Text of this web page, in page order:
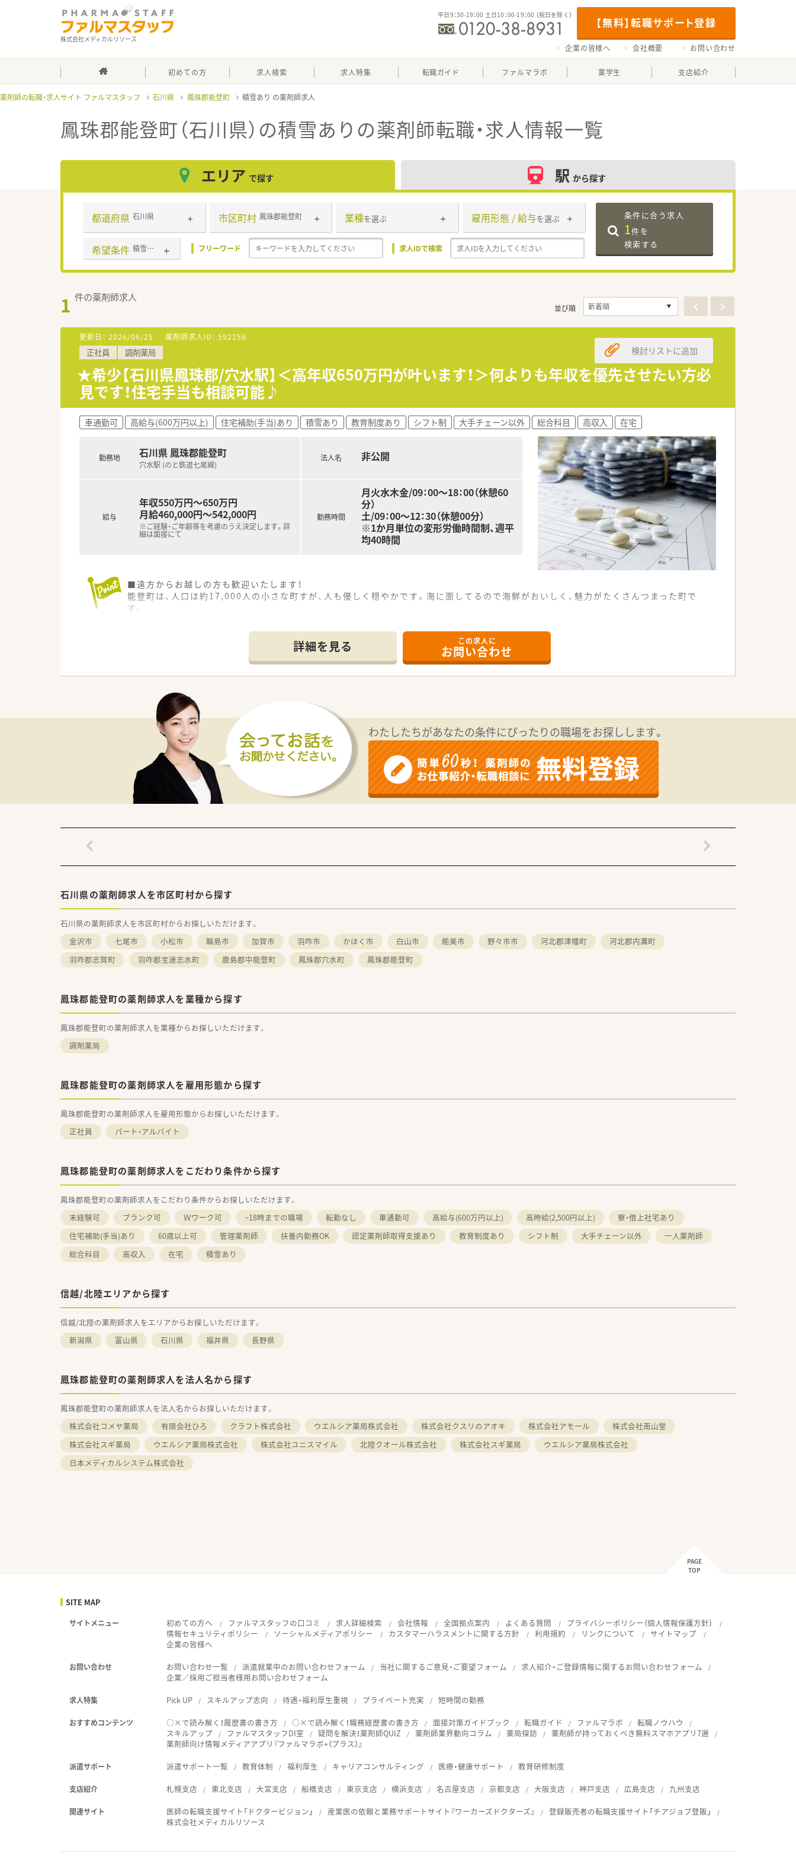
株式会社メディカルリソース
【無料】転職サポート登録
平日9：30-19：00 土日10：00-19：00 （祝日を除く）
企業の皆様へ 会社概要 お問い合わせ
初めての方 求人検索 求人特集 転職ガイド ファルマラボ 薬学生 支店紹介
薬剤師の転職・求人サイト ファルマスタッフ 石川県 鳳珠郡能登町 積雪あり
鳳珠郡能登町（石川県）の積雪あり の薬剤師転職・求人情報一覧
エリア で探す 駅 から探す
都道府県 石川県 市区町村 鳳珠郡能登町 業種を選ぶ 雇用形態 / 給与を選ぶ
希望条件 積雪あり フリーワード 求人IDで検索
条件に合う求人
1件を
検索する
1 件の薬剤師求人
並び順
更新日： 2026/06/25 薬剤師求人ID： 592256
正社員 調剤薬局
★希少【石川県鳳珠郡/穴水駅】＜高年収650万円が叶います！＞何よりも年収を優先させたい方必
見です！住宅手当も相談可能♪
検討リストに追加
車通勤可 高給与(600万円以上) 住宅補助(手当)あり 積雪あり 教育制度あり シフト制 大手チェーン以外 総合科目 高収入 在宅
勤務地 石川県 鳳珠郡能登町
穴水駅 (のと鉄道七尾線)
給与
年収550万円～650万円
月給460,000円～542,000円
※ご経験・ご年齢等を考慮のうえ決定します。詳
細は面接にて
法人名 非公開
勤務時間
月火水木金/09：00～18：00（休憩60
分）
土/09：00～12：30（休憩00分）
※1か月単位の変形労働時間制、週平
均40時間
■遠方からお越しの方も歓迎いたします！
能登町は、人口は約17,000人の小さな町すが、人も優しく穏やかです。海に面してるので海鮮がおいしく、魅力がたくさんつまった町で
す。
■18時までの店舗ですので、お仕事終わりも有意義に過ごしていただける環境です。
■残業は平均15～20時間程度、年間休日は平均110日ございます。
■ロボピック、ピッキングサポートシステムなど、積極的に設備投資しており薬剤師さんが働きやすい環境です
■オリジナルのマニュアルを使っての勉強会や、メーカー主催の勉強会など、定期的に開催しており、教育制度にも力を入れています
＜年収650万円でお迎えする条件＞
①調剤経験5年以上
②管理薬剤師としての採用
③開局時間を埋められること（週休1.5日・日祝+土曜午後）
④最低でも2～3年在住は出来る方
上記に当てはまる方はぜひお問い合わせください！
また上記に当てはまらなくても、≪高年収≫をご希望の方はお問い合わせください！その他求人多数取り揃えております！
詳細を見る この求人に
お問い合わせ
わたしたちがあなたの条件にぴったりの職場をお探しします。
石川県の薬剤師求人を市区町村から探す
石川県の薬剤師求人を市区町村からお探しいただけます。
金沢市
七尾市 小松市 輪島市 加賀市 羽咋市 かほく市 白山市 能美市 野々市市 河北郡津幡町
河北郡内灘町
羽咋郡志賀町
羽咋郡宝達志水町 鹿島郡中能登町 鳳珠郡穴水町 鳳珠郡能登町
鳳珠郡能登町の薬剤師求人を業種から探す
鳳珠郡能登町の薬剤師求人を業種からお探しいただけます。
調剤薬局
鳳珠郡能登町の薬剤師求人を雇用形態から探す
鳳珠郡能登町の薬剤師求人を雇用形態からお探しいただけます。
正社員
パート・アルバイト
鳳珠郡能登町の薬剤師求人をこだわり条件から探す
鳳珠郡能登町の薬剤師求人をこだわり条件からお探しいただけます。
未経験可
ブランク可 Ｗワーク可 ~18時までの職場 転勤なし 車通勤可 高給与(600万円以上) 高時給(2,500円以上)
寮・借上社宅あり
住宅補助(手当)あり
60歳以上可 管理薬剤師 扶養内勤務OK 認定薬剤師取得支援あり 教育制度あり シフト制 大手チェーン以外
一人薬剤師
総合科目
高収入 在宅 積雪あり
信越/北陸エリアから探す
信越/北陸の薬剤師求人をエリアからお探しいただけます。
新潟県
富山県 石川県 福井県 長野県
鳳珠郡能登町の薬剤師求人を法人名から探す
鳳珠郡能登町の薬剤師求人を法人名からお探しいただけます。
株式会社コメヤ薬局
有限会社ひろ クラフト株式会社 ウエルシア薬局株式会社 株式会社クスリのアオキ 株式会社アモール
株式会社南山堂
株式会社スギ薬局
ウエルシア薬局株式会社 株式会社ユニスマイル 北陸クオール株式会社 株式会社スギ薬局
ウエルシア薬局株式会社
日本メディカルシステム株式会社
PAGE
TOP
SITE MAP
サイトメニュー 初めての方へ ファルマスタッフの口コミ 求人詳細検索 会社情報 全国拠点案内 よくある質問
プライバシーポリシー（個人情報保護方針）
情報セキュリティポリシー
ソーシャルメディアポリシー カスタマーハラスメントに関する方針 利用規約 リンクについて
サイトマップ
企業の皆様へ
お問い合わせ お問い合わせ一覧 派遣就業中のお問い合わせフォーム 当社に関するご意見・ご要望フォーム
求人紹介・ご登録情報に関するお問い合わせフォーム
企業／採用ご担当者様用お問い合わせフォーム
求人特集 Pick UP スキルアップ志向 待遇・福利厚生重視 プライベート充実 短時間の勤務
おすすめコンテンツ ○×で読み解く！履歴書の書き方 ○×で読み解く！職務経歴書の書き方 面接対策ガイドブック 転職ガイド ファルマラボ
転職ノウハウ
スキルアップ
ファルマスタッフDI室 疑問を解決！薬剤師QUIZ 薬剤師業界動向コラム 薬局探訪
薬剤師が持っておくべき無料スマホアプリ7選
薬剤師向け情報メディアアプリ『ファルマラボ+（プラス）』
派遣サポート 派遣サポート一覧 教育体制 福利厚生 キャリアコンサルティング 医療・健康サポート 教育研修制度
支店紹介 札幌支店 東北支店 大宮支店 船橋支店 東京支店 横浜支店 名古屋支店 京都支店 大阪支店 神戸支店 広島支店 九州支店
関連サイト 医師の転職支援サイト「ドクタービジョン」 産業医の依頼と業務サポートサイト『ワーカーズドクターズ』
登録販売者の転職支援サイト「チアジョブ登販」
株式会社メディカルリソース